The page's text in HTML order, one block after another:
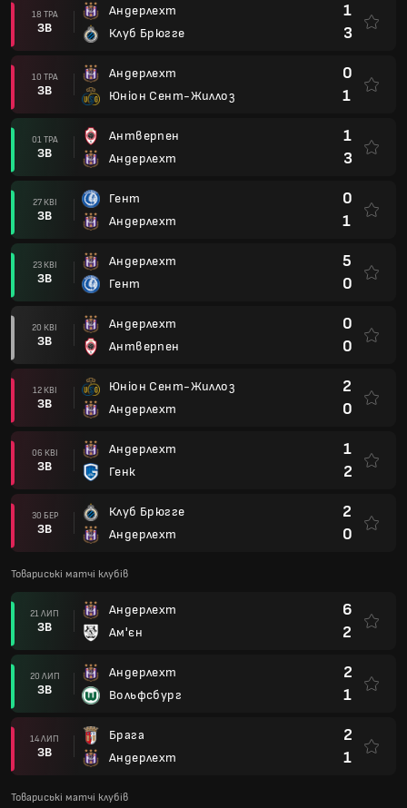
18 ТРА
ЗВ
Андерлехт
Клуб Брюгге
1
3
10 ТРА
ЗВ
Андерлехт
Юніон Сент-Жиллоз
0
1
01 ТРА
ЗВ
Антверпен
Андерлехт
1
3
27 КВІ
ЗВ
Гент
Андерлехт
0
1
23 КВІ
ЗВ
Андерлехт
Гент
5
0
20 КВІ
ЗВ
Андерлехт
Антверпен
0
0
12 КВІ
ЗВ
Юніон Сент-Жиллоз
Андерлехт
2
0
06 КВІ
ЗВ
Андерлехт
Генк
1
2
30 БЕР
ЗВ
Клуб Брюгге
Андерлехт
2
0
Товариські матчі клубів
21 ЛИП
ЗВ
Андерлехт
Ам'єн
6
2
20 ЛИП
ЗВ
Андерлехт
Вольфсбург
2
1
14 ЛИП
ЗВ
Брага
Андерлехт
2
1
Товариські матчі клубів